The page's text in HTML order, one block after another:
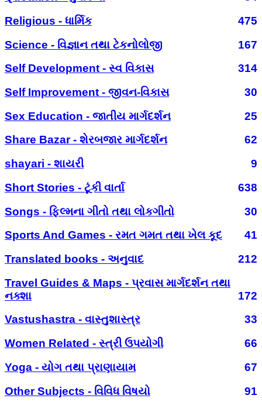
Religious - ધાર્મિક
475
Science - વિજ્ઞાન તથા ટેકનોલોજી
167
Self Development - સ્વ વિકાસ
314
Self Improvement - જીવન-વિકાસ
30
Sex Education - જાતીય માર્ગદર્શન
25
Share Bazar - શેરબજાર માર્ગદર્શન
62
shayari - શાયરી
9
Short Stories - ટૂંકી વાર્તા
638
Songs - ફિલ્મના ગીતો તથા લોકગીતો
30
Sports And Games - રમત ગમત તથા ખેલ કૂદ
41
Translated books - અનુવાદ
212
Travel Guides & Maps - પ્રવાસ માર્ગદર્શન તથા
નક્શા
172
Vastushastra - વાસ્તુશાસ્ત્ર
33
Women Related - સ્ત્રી ઉપયોગી
66
Yoga - યોગ તથા પ્રાણાયામ
67
Other Subjects - વિવિધ વિષયો
91